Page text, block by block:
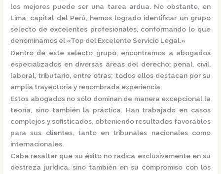
los mejores puede ser una tarea ardua. No obstante, en
Lima, capital del Perú, hemos logrado identificar un grupo
selecto de excelentes profesionales, conformando lo que
denominamos el «Top del Excelente Servicio Legal.»
Dentro de este selecto grupo, encontramos a abogados
especializados en diversas áreas del derecho: penal, civil,
laboral, tributario, entre otras; todos ellos destacan por su
amplia trayectoria y renombrada experiencia.
Estos abogados no sólo dominan de manera excepcional la
teoría, sino también la práctica. Han trabajado en casos
complejos y sofisticados, obteniendo resultados favorables
para sus clientes, tanto en tribunales nacionales como
internacionales.
Cabe resaltar que su éxito no radica exclusivamente en su
destreza jurídica, sino también en su compromiso con los